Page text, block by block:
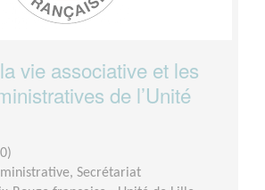
vie associative et les
de l’Unité
Secrétariat